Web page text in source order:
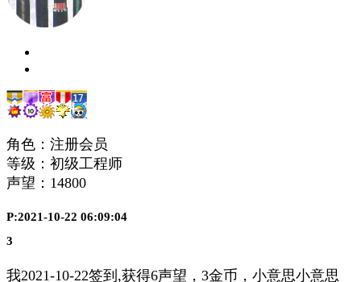
角色：注册会员
等级：初级工程师
声望： 14800
P:2021-10-22 06:09:04
3
我2021-10-22签到,获得6声望，3金币，小意思小意思